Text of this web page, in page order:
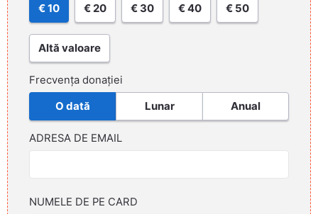
€ 10 € 20 € 30 € 40 € 50
Altă valoare
Frecvența donației
O dată Lunar Anual
ADRESA DE EMAIL
NUMELE DE PE CARD